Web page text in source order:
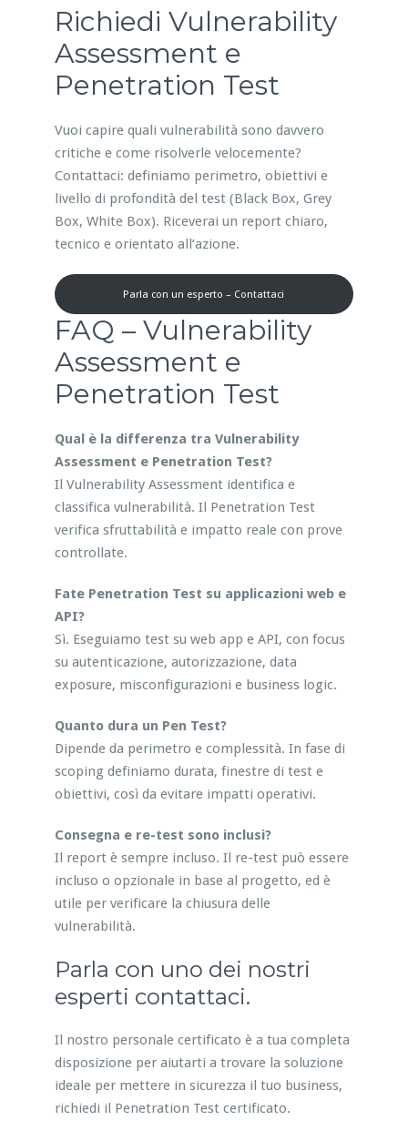
Richiedi Vulnerability
Assessment e
Penetration Test
Vuoi capire quali vulnerabilità sono davvero
critiche e come risolverle velocemente?
Contattaci: definiamo perimetro, obiettivi e
livello di profondità del test (Black Box, Grey
Box, White Box). Riceverai un report chiaro,
tecnico e orientato all’azione.
Parla con un esperto – Contattaci
FAQ – Vulnerability
Assessment e
Penetration Test
Qual è la differenza tra Vulnerability
Assessment e Penetration Test?
Il Vulnerability Assessment identifica e
classifica vulnerabilità. Il Penetration Test
verifica sfruttabilità e impatto reale con prove
controllate.
Fate Penetration Test su applicazioni web e
API?
Sì. Eseguiamo test su web app e API, con focus
su autenticazione, autorizzazione, data
exposure, misconfigurazioni e business logic.
Quanto dura un Pen Test?
Dipende da perimetro e complessità. In fase di
scoping definiamo durata, finestre di test e
obiettivi, così da evitare impatti operativi.
Consegna e re-test sono inclusi?
Il report è sempre incluso. Il re-test può essere
incluso o opzionale in base al progetto, ed è
utile per verificare la chiusura delle
vulnerabilità.
Parla con uno dei nostri
esperti contattaci.
Il nostro personale certificato è a tua completa
disposizione per aiutarti a trovare la soluzione
ideale per mettere in sicurezza il tuo business,
richiedi il Penetration Test certificato.